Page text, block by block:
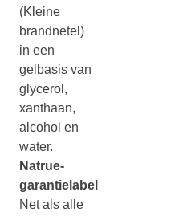
(Kleine
brandnetel)
in een
gelbasis van
glycerol,
xanthaan,
alcohol en
water.
Natrue-
garantielabel
Net als alle